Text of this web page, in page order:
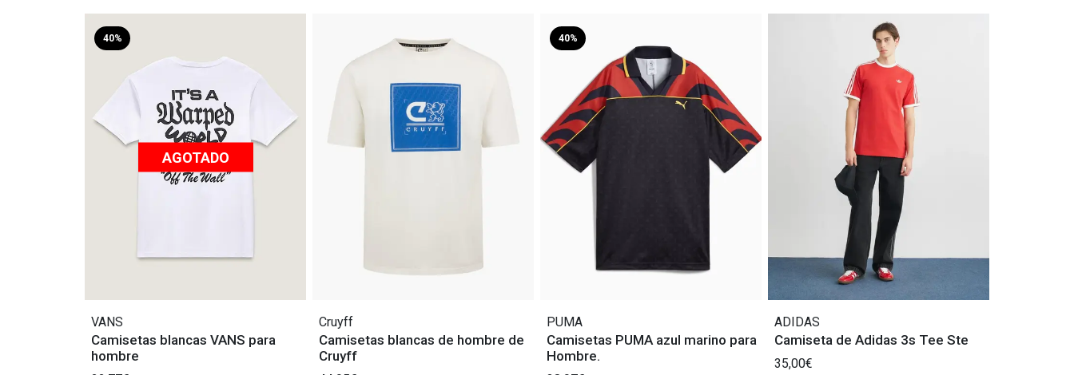
40%
AGOTADO
VANS
Camisetas blancas VANS para
hombre
Cruyff
Camisetas blancas de hombre de
Cruyff
40%
PUMA
Camisetas PUMA azul marino para
Hombre.
ADIDAS
Camiseta de Adidas 3s Tee Ste
35,00€